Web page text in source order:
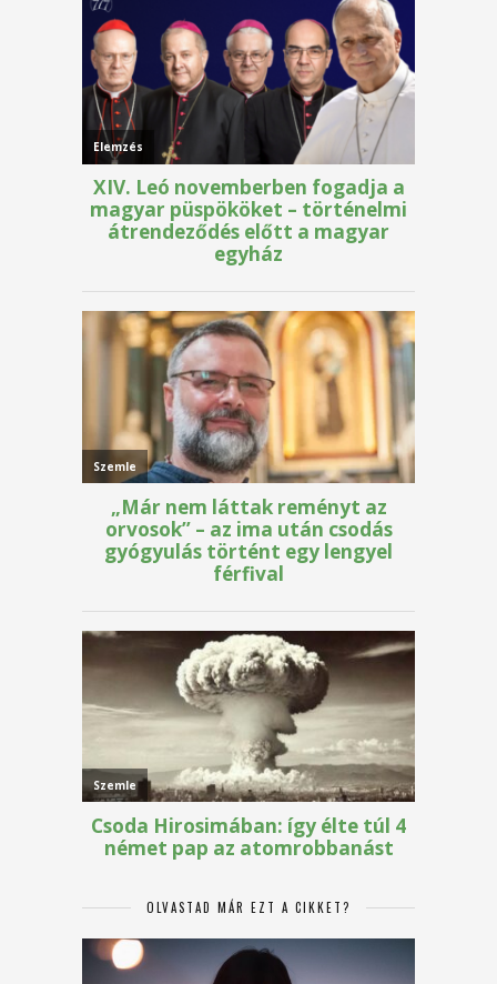
OLVASTAD MÁR EZT A CIKKET?